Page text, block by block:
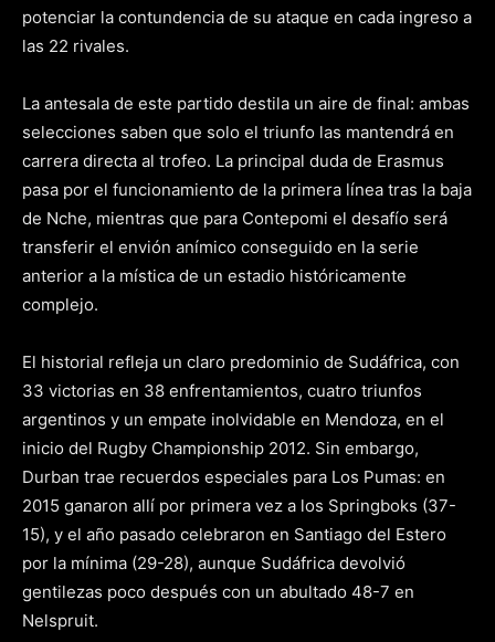
potenciar la contundencia de su ataque en cada ingreso a
las 22 rivales.
La antesala de este partido destila un aire de final: ambas
selecciones saben que solo el triunfo las mantendrá en
carrera directa al trofeo. La principal duda de Erasmus
pasa por el funcionamiento de la primera línea tras la baja
de Nche, mientras que para Contepomi el desafío será
transferir el envión anímico conseguido en la serie
anterior a la mística de un estadio históricamente
complejo.
El historial refleja un claro predominio de Sudáfrica, con
33 victorias en 38 enfrentamientos, cuatro triunfos
argentinos y un empate inolvidable en Mendoza, en el
inicio del Rugby Championship 2012. Sin embargo,
Durban trae recuerdos especiales para Los Pumas: en
2015 ganaron allí por primera vez a los Springboks (37-
15), y el año pasado celebraron en Santiago del Estero
por la mínima (29-28), aunque Sudáfrica devolvió
gentilezas poco después con un abultado 48-7 en
Nelspruit.